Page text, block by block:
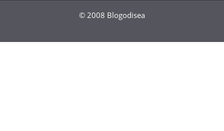
© 2008 Blogodisea